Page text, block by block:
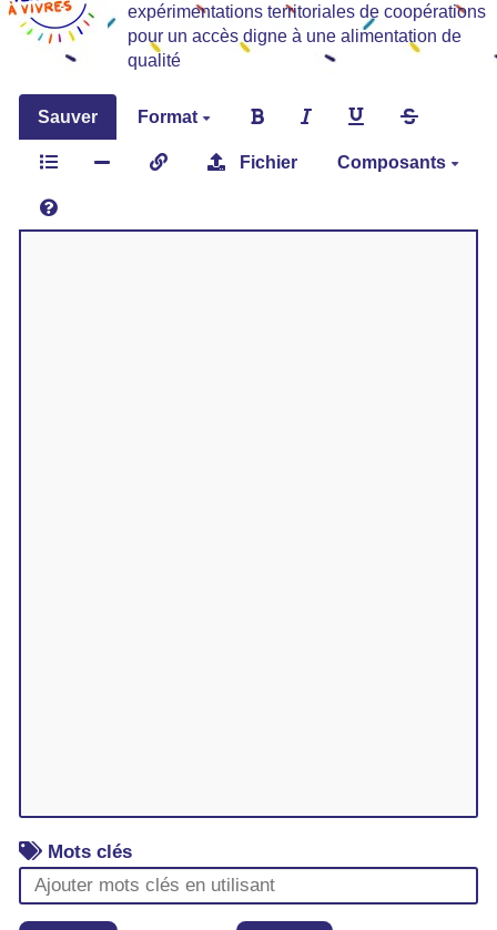
expérimentations territoriales de coopérations
pour un accès digne à une alimentation de
qualité
Sauver Format
Fichier Composants
Mots clés